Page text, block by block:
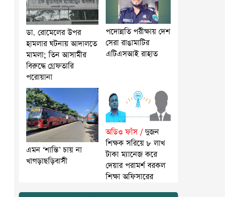
ডা. রোমেলের উপর
হামলার ঘটনায় আদালতে
মামলা; তিন আসামীর
বিরুদ্ধে গ্রেফতারি
পরোয়ানা
পদোন্নতি পরীক্ষায় দেশ
সেরা রাঙামাটির
এটিএসআই রাহাত
এমন ‘শান্তি’ চায় না
খাগড়াছড়িবাসী
অডিও ফাঁস /দুজন
শিক্ষক সরিয়ে ৮ লাখ
টাকা ম্যানেজ করে
দেয়ার পরামর্শ বরকল
শিক্ষা অফিসারের